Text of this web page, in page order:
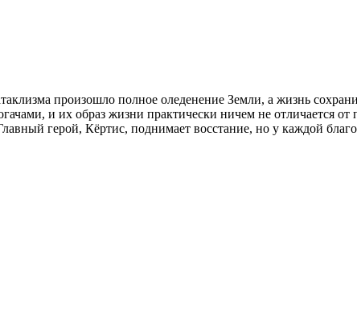
произошло полное оледенение Земли, а жизнь
и их образ жизни практически ничем не отличается
герой, Кёртис, поднимает восстание, но у каждой